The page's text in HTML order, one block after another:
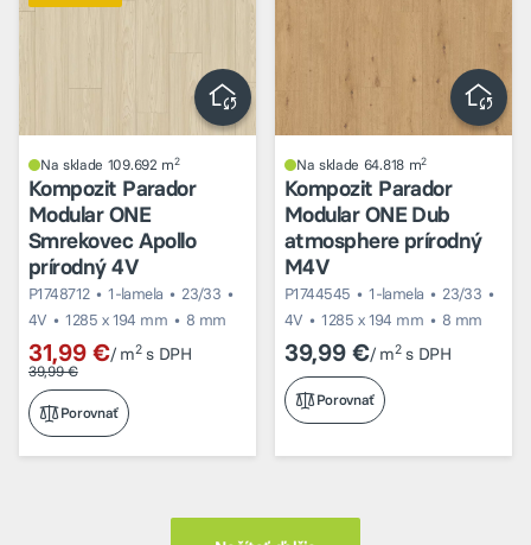
Porovnať
Na sklade 109.692 m2
Kompozit Parador
Modular ONE
Smrekovec Apollo
prírodný 4V
P1748712 1-lamela
23/33
4V
1285 x 194 mm 8 mm
31,99 €
39,99 €
/ m2s DPH
Porovnať
Na sklade 64.818 m2
Kompozit Parador
Modular ONE Dub
atmosphere prírodný
M4V
P1744545 1-lamela
23/33
4V
1285 x 194 mm 8 mm
39,99 €/ m2s DPH